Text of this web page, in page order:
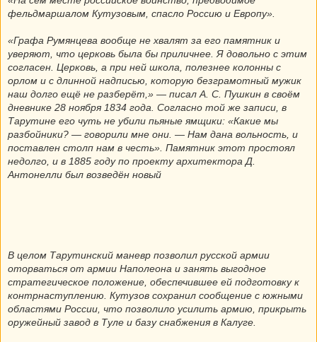
фельдмаршалом Кутузовым, спасло Россию и Европу».
«Графа Румянцева вообще не хвалят за его памятник и
уверяют, что церковь была бы приличнее. Я довольно с этим
согласен. Церковь, а при ней школа, полезнее колонны с
орлом и с длинной надписью, которую безграмотный мужик
наш долго ещё не разберёт,» — писал А. С. Пушкин в своём
дневнике 28 ноября 1834 года. Согласно той же записи, в
Тарутине его чуть не убили пьяные ямщики: «Какие мы
разбойники? — говорили мне они. — Нам дана вольность, и
поставлен столп нам в честь». Памятник этот простоял
недолго, и в 1885 году по проекту архитектора Д.
Антонелли был возведён новый
В целом Тарутинский маневр позволил русской армии
оторваться от армии Наполеона и занять выгодное
стратегическое положение, обеспечившее ей подготовку к
контрнаступлению. Кутузов сохранил сообщение с южными
областями России, что позволило усилить армию, прикрыть
оружейный завод в Туле и базу снабжения в Калуге.